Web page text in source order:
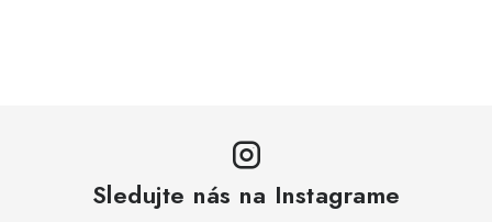
Sledujte nás na Instagrame